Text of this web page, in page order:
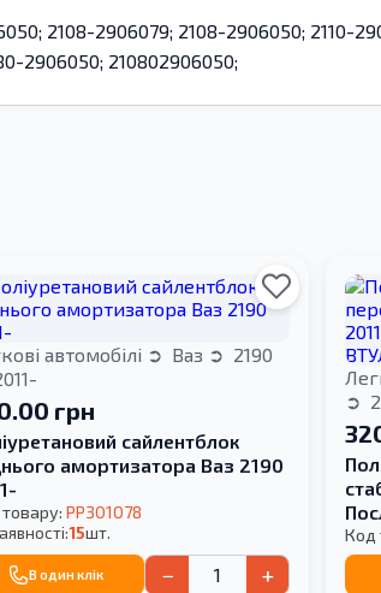
2108-2906079; 2108-2906050;
2906050; 210802906050;
автомобілі Ваз
2190
грн
сайлентблок
амортизатора Ваз 2190
PP301078
15шт.
В один клік − +
Код